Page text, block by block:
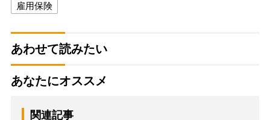
雇用保険
あわせて読みたい
あなたにオススメ
関連記事